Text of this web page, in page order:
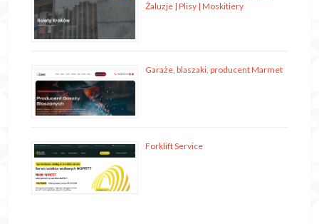
Żaluzje | Plisy | Moskitiery
Garaże, blaszaki, producent Marmet
Forklift Service